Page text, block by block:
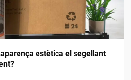
estètica el segellant